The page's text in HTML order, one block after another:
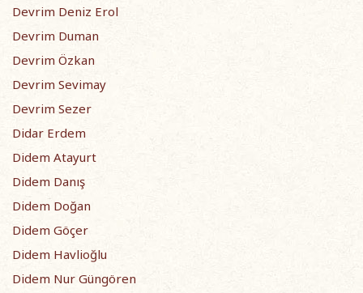
Devrim Deniz Erol
Devrim Duman
Devrim Özkan
Devrim Sevimay
Devrim Sezer
Didar Erdem
Didem Atayurt
Didem Danış
Didem Doğan
Didem Göçer
Didem Havlioğlu
Didem Nur Güngören